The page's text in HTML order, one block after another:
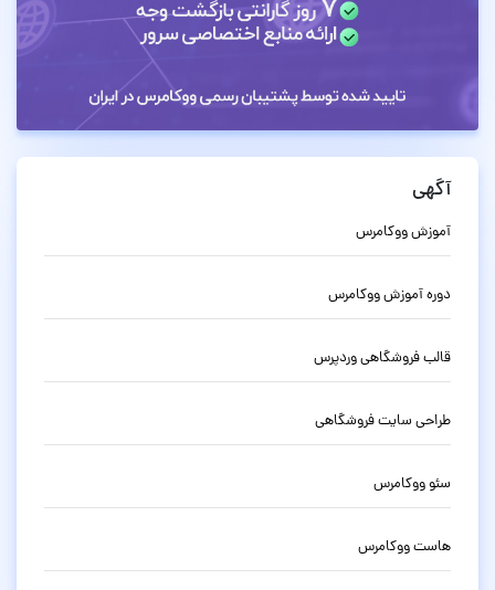
آگهی
آموزش ووکامرس
دوره آموزش ووکامرس
قالب فروشگاهی وردپرس
طراحی سایت فروشگاهی
سئو ووکامرس
هاست ووکامرس